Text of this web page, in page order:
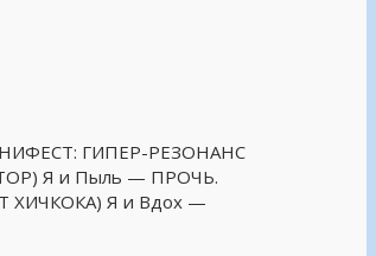
ГИПЕР-РЕЗОНАНС
Я и Пыль — ПРОЧЬ.
ХИЧКОКА) Я и Вдох —